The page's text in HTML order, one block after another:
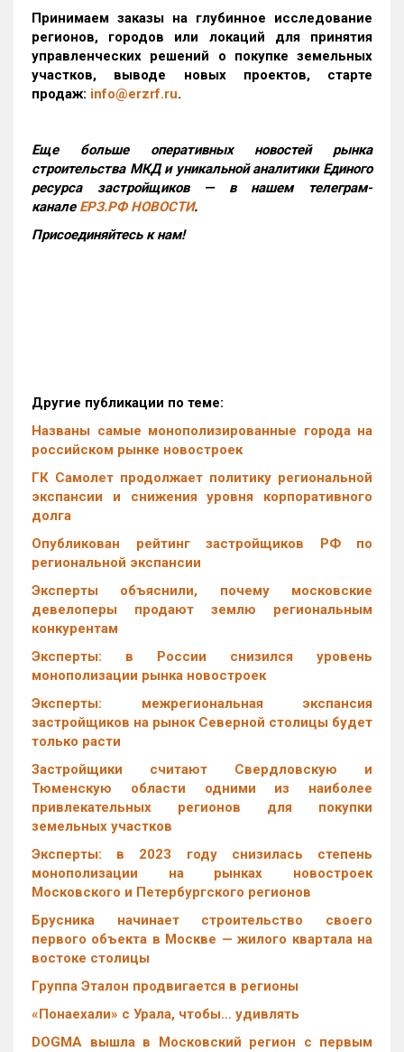
Принимаем заказы на глубинное исследование
регионов, городов или локаций для принятия
управленческих решений о покупке земельных
участков, выводе новых проектов, старте
продаж: info@erzrf.ru.
Еще больше оперативных новостей рынка
строительства МКД и уникальной аналитики Единого
ресурса застройщиков — в нашем телеграм-
канале ЕРЗ.РФ НОВОСТИ.
Присоединяйтесь к нам!
Другие публикации по теме:
Названы самые монополизированные города на
российском рынке новостроек
ГК Самолет продолжает политику региональной
экспансии и снижения уровня корпоративного
долга
Опубликован рейтинг застройщиков РФ по
региональной экспансии
Эксперты объяснили, почему московские
девелоперы продают землю региональным
конкурентам
Эксперты: в России снизился уровень
монополизации рынка новостроек
Эксперты: межрегиональная экспансия
застройщиков на рынок Северной столицы будет
только расти
Застройщики считают Свердловскую и
Тюменскую области одними из наиболее
привлекательных регионов для покупки
земельных участков
Эксперты: в 2023 году снизилась степень
монополизации на рынках новостроек
Московского и Петербургского регионов
Брусника начинает строительство своего
первого объекта в Москве — жилого квартала на
востоке столицы
Группа Эталон продвигается в регионы
«Понаехали» с Урала, чтобы… удивлять
DOGMA вышла в Московский регион с первым